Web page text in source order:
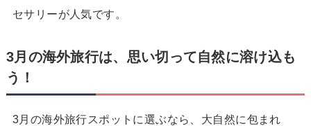
セサリーが人気です。
3月の海外旅行は、思い切って自然に溶け込も
う！
3月の海外旅行スポットに選ぶなら、大自然に包まれ